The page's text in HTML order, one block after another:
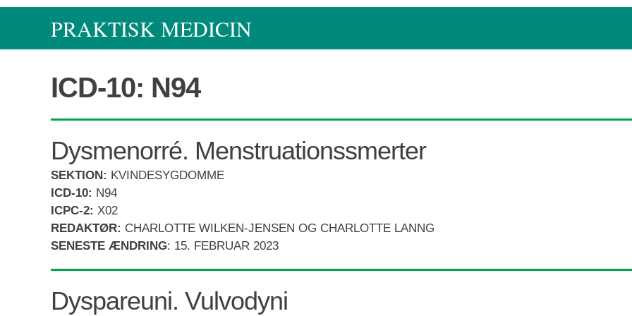
indhold
PRAKTISK MEDICIN
ICD-10: N94
Dysmenorré. Menstruationssmerter
SEKTION: KVINDESYGDOMME
ICD-10: N94
ICPC-2: X02
REDAKTØR: CHARLOTTE WILKEN-JENSEN OG CHARLOTTE LANNG
SENESTE ÆNDRING: 15. FEBRUAR 2023
Dyspareuni. Vulvodyni